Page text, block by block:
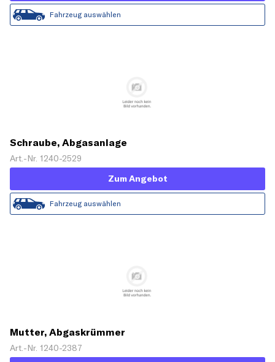
Fahrzeug auswählen
Schraube, Abgasanlage
Art.-Nr. 1240-2529
Zum Angebot
Fahrzeug auswählen
Mutter, Abgaskrümmer
Art.-Nr. 1240-2387